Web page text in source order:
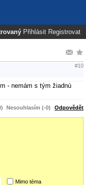
Přihlásit Registrovat
#10
- nemám s tým žiadnú
Nesouhlasím (-0) Odpovědět
Mimo téma